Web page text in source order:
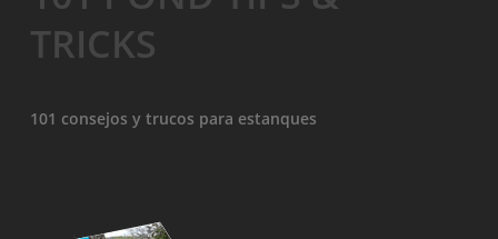
TRICKS
101 consejos y trucos para estanques